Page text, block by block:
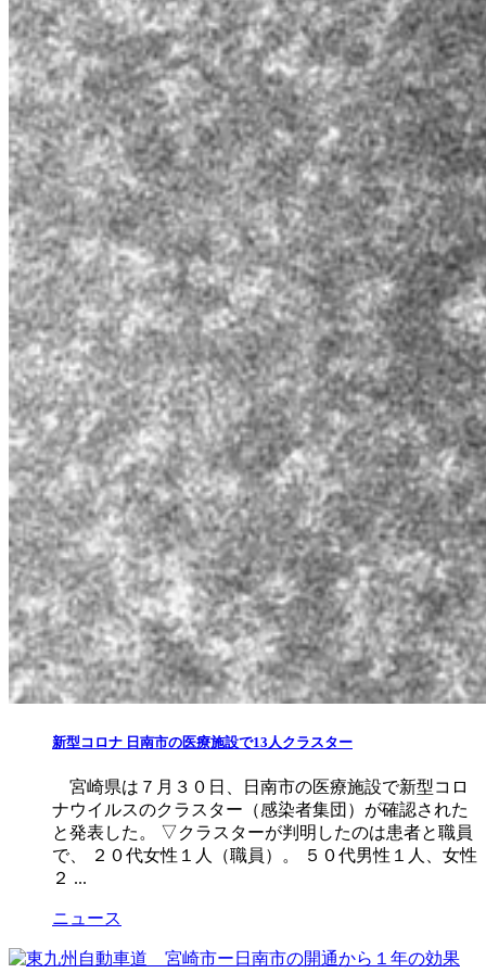
新型コロナ 日南市の医療施設で13人クラスター
宮崎県は７月３０日、日南市の医療施設で新型コロ
ナウイルスのクラスター（感染者集団）が確認された
と発表した。 ▽クラスターが判明したのは患者と職員
で、 ２０代女性１人（職員）。 ５０代男性１人、女性
２ ...
ニュース